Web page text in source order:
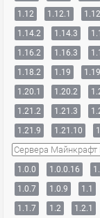
1.12
1.12.1
1.14.2
1.14.3
1.16.2
1.16.3
1.18.2
1.19
1.20.1
1.20.2
1.21.2
1.21.3
1.21.9
1.21.10
Сервера Майнкрафт
1.0.0
1.0.0.16
1.0.7
1.0.9 1.1
1.1.7
1.2 1.2.1